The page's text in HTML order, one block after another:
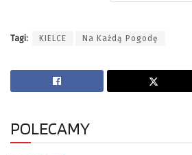
Tagi: KIELCE Na Każdą Pogodę
POLECAMY